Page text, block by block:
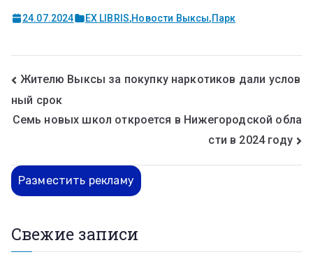
24.07.2024 EX LIBRIS,Новости Выксы,Парк
Жителю Выксы за покупку наркотиков дали услов
ный срок
Семь новых школ откроется в Нижегородской обла
сти в 2024 году
Разместить рекламу
Свежие записи